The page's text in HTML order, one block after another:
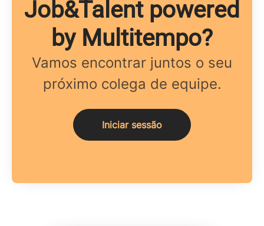
Job&Talent powered
by Multitempo?
Vamos encontrar juntos o seu
próximo colega de equipe.
Iniciar sessão